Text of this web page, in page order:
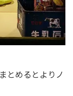
とめるとよりノ